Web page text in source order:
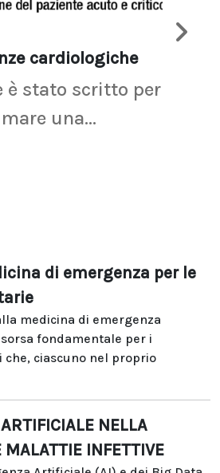
cardiologiche
è stato scritto per
una...
di emergenza per le
medicina di emergenza
fondamentale per i
ciascuno nel proprio
NELLA
MALATTIE INFETTIVE